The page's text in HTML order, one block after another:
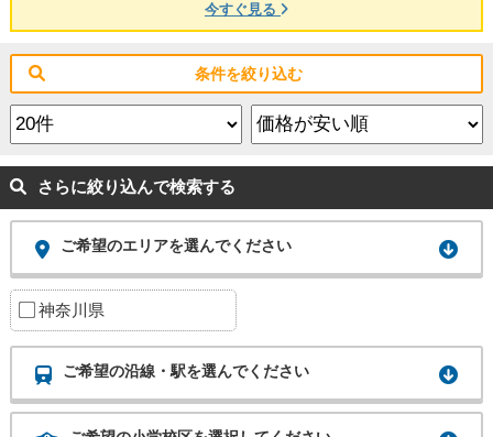
今すぐ見る
条件を絞り込む
さらに絞り込んで検索する
ご希望のエリアを選んでください
神奈川県
ご希望の沿線・駅を選んでください